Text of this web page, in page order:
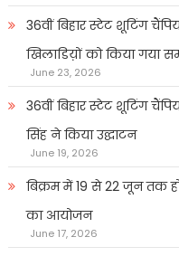
36वीं बिहार स्टेट शूटिंग
खिलाडिय़ों को किया गया
June 23, 2026
36वीं बिहार स्टेट शूटिंग
सिंह ने किया उद्घाटन
June 19, 2026
बिक्रम में 19 से 22 जून तक
का आयोजन
June 17, 2026